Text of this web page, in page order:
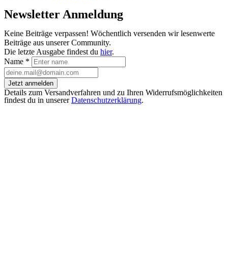
Newsletter Anmeldung
Keine Beiträge verpassen! Wöchentlich versenden wir lesenwerte
Beiträge aus unserer Community.
Die letzte Ausgabe findest du hier.
Name *
Jetzt anmelden
Details zum Versandverfahren und zu Ihren Widerrufsmöglichkeiten
findest du in unsererDatenschutzerklärung.